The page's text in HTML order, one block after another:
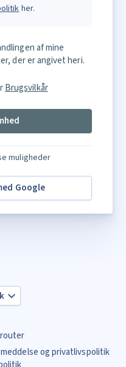
her.
af mine
der er angivet heri.
Brugsvilkår
muligheder
Google
og privatlivspolitik